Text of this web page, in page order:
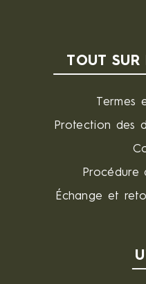
TOUT SUR
Termes
Protection des
Procédure
Échange et